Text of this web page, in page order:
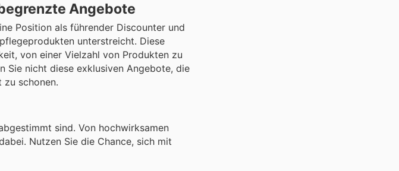
Angebote
Position als führender Discounter und
unterstreicht. Diese
von einer Vielzahl von Produkten zu
Sie nicht diese exklusiven Angebote, die
zu schonen.
sind. Von hochwirksamen
Nutzen Sie die Chance, sich mit